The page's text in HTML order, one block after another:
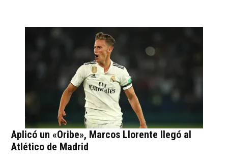
Aplicó un «Oribe», Marcos Llorente llegó al
Atlético de Madrid